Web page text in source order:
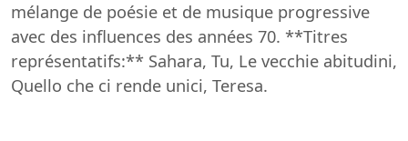
mélange de poésie et de musique progressive
avec des influences des années 70. **Titres
représentatifs:** Sahara, Tu, Le vecchie abitudini,
Quello che ci rende unici, Teresa.